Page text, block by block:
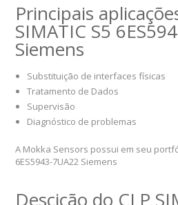
Principais
SIMATIC S5
Siemens
Substituição de interfaces físicas
Tratamento de Dados
Supervisão
Diagnóstico de problemas
A Mokka Sensors possui em seu
6ES5943-7UA22 Siemens
Descição do CLP